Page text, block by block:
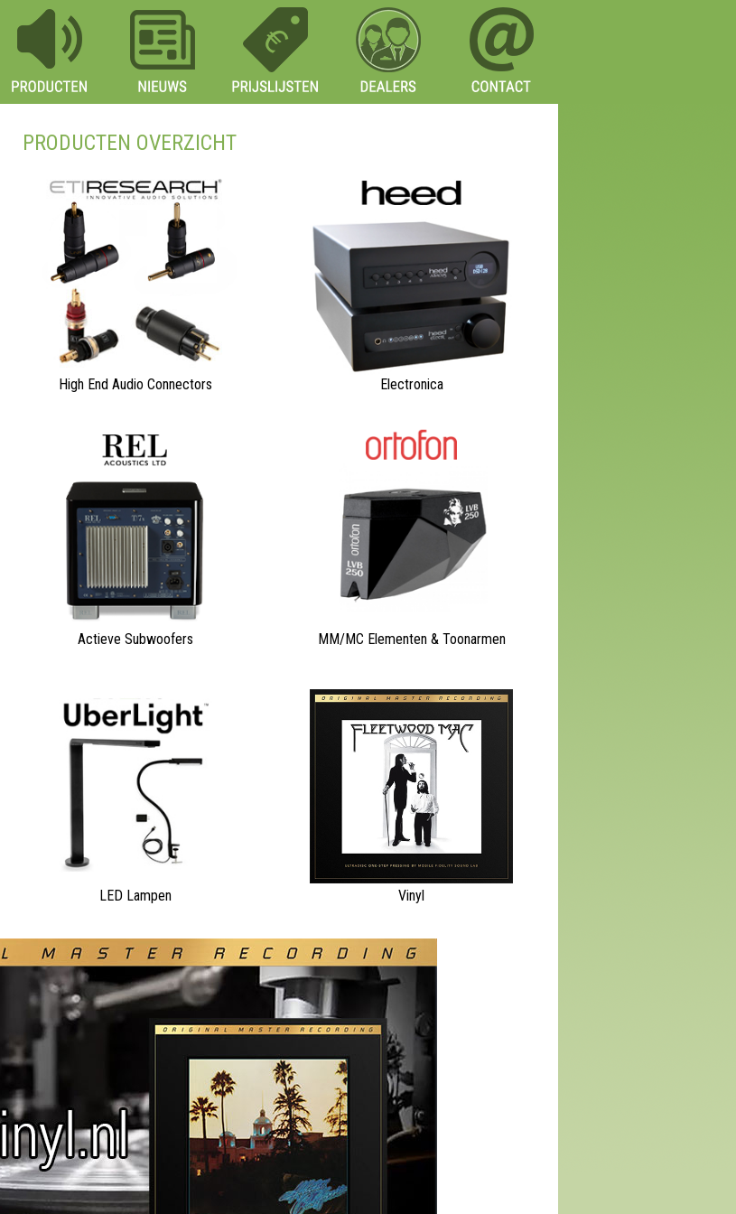
PRODUCTEN OVERZICHT
High End Audio Connectors Electronica
Actieve Subwoofers MM/MC Elementen & Toonarmen
LED Lampen Vinyl